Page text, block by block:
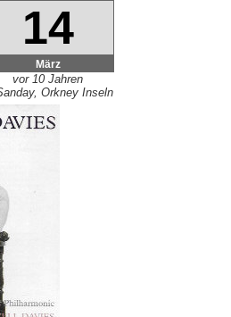
14
März
vor 10 Jahren
Orkney Inseln